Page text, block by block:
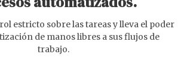
estricto sobre las tareas y lleva el poder
de manos libres a sus flujos de
trabajo.